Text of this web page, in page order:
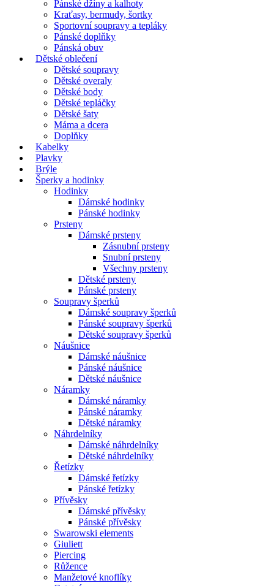
Pánské džíny a kalhoty
Kraťasy, bermudy, šortky
Sportovní soupravy a tepláky
Pánské doplňky
Pánská obuv
Dětské oblečení
Dětské soupravy
Dětské overaly
Dětské body
Dětské tepláčky
Dětské šaty
Máma a dcera
Doplňky
Kabelky
Plavky
Brýle
Šperky a hodinky
Hodinky
Dámské hodinky
Pánské hodinky
Prsteny
Dámské prsteny
Zásnubní prsteny
Snubní prsteny
Všechny prsteny
Dětské prsteny
Pánské prsteny
Soupravy šperků
Dámské soupravy šperků
Pánské soupravy šperků
Dětské soupravy šperků
Náušnice
Dámské náušnice
Pánské náušnice
Dětské náušnice
Náramky
Dámské náramky
Pánské náramky
Dětské náramky
Náhrdelníky
Dámské náhrdelníky
Dětské náhrdelníky
Řetízky
Dámské řetízky
Pánské řetízky
Přívěsky
Dámské přívěsky
Pánské přívěsky
Swarowski elements
Giuliett
Piercing
Růžence
Manžetové knoflíky